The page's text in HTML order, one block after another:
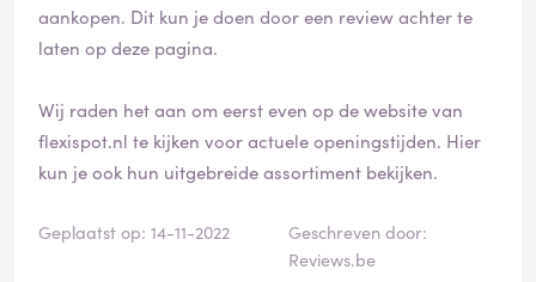
aankopen. Dit kun je doen door een review achter te
laten op deze pagina.
Wij raden het aan om eerst even op de website van
flexispot.nl te kijken voor actuele openingstijden. Hier
kun je ook hun uitgebreide assortiment bekijken.
Geplaatst op: 14-11-2022
Geschreven door:
Reviews.be